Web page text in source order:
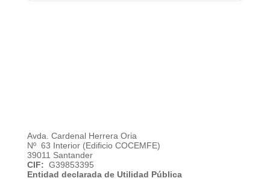
Avda. Cardenal Herrera Oria
Nº 63 Interior (Edificio COCEMFE)
39011 Santander
CIF: G39853395
Entidad declarada de Utilidad Pública